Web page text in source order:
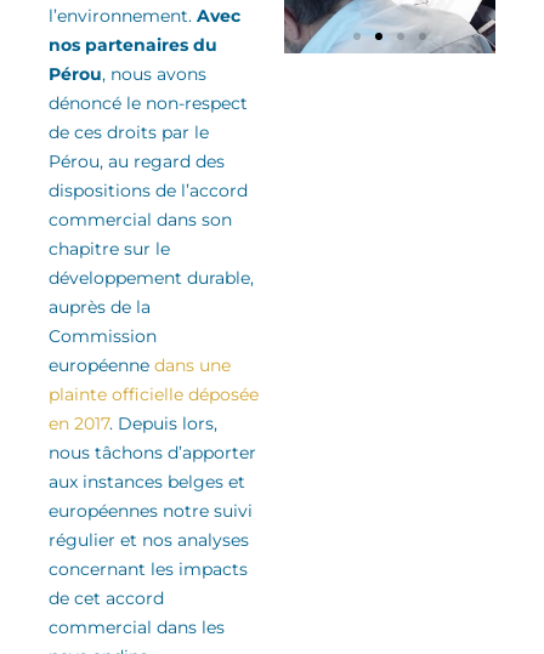
l’environnement. Avec
nos partenaires du
Pérou, nous avons
dénoncé le non-respect
de ces droits par le
Pérou, au regard des
dispositions de l’accord
commercial dans son
chapitre sur le
développement durable,
auprès de la
Commission
européenne dans une
plainte officielle déposée
en 2017. Depuis lors,
nous tâchons d’apporter
aux instances belges et
européennes notre suivi
régulier et nos analyses
concernant les impacts
de cet accord
commercial dans les